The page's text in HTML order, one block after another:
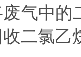
气中的
二氯乙